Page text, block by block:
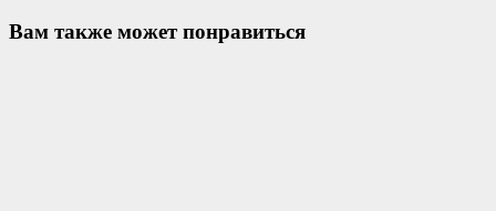
Вам также может понравиться